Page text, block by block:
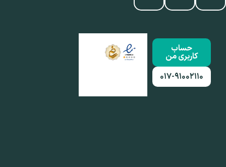
حساب
کاربری من
۰۱۷-۹۱۰۰۲۱۱۰